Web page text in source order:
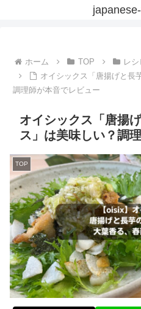
ホーム TOP レ
オイシックス「唐揚げと長
調理師が本音でレビュー
オイシックス「唐揚
ス」は美味しい？調
TOP